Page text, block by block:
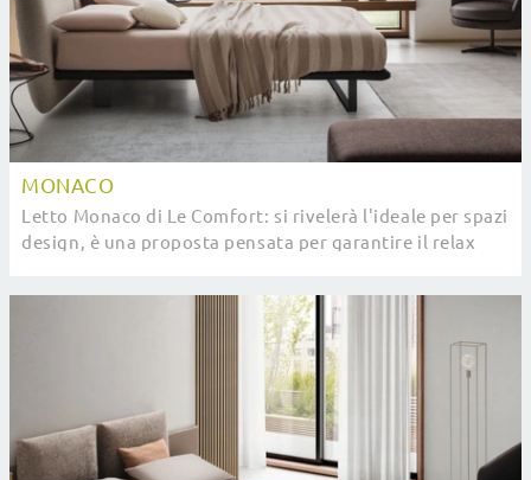
MONACO
Letto Monaco di Le Comfort: si rivelerà l'ideale per spazi
design, è una proposta pensata per garantire il relax